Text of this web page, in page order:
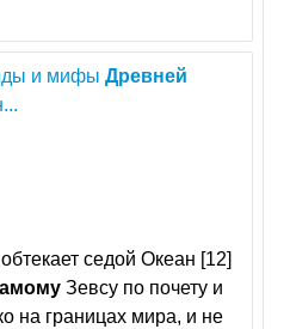
и мифыДревней
седой Океан [12]
Зевсу по почету и
на границах мира, и не